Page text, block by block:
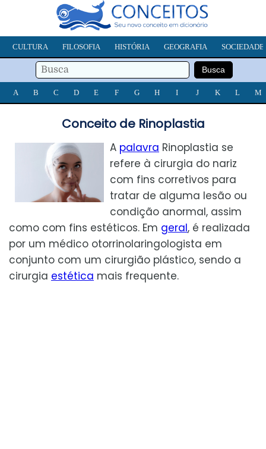
CULTURA FILOSOFIA HISTÓRIA GEOGRAFIA SOCIEDADE
A B C D E F G H I J K L M
Conceito de Rinoplastia
A palavra Rinoplastia se
refere à cirurgia do nariz
com fins corretivos para
tratar de alguma lesão ou
condição anormal, assim
como com fins estéticos. Em geral, é realizada
por um médico otorrinolaringologista em
conjunto com um cirurgião plástico, sendo a
cirurgia estética mais frequente.